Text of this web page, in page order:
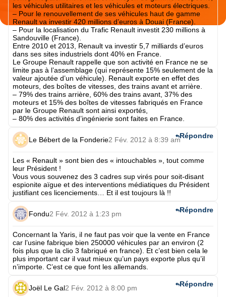
les véhicules utilitaires et les véhicules et moteurs électriques.
– Pour le renouvellement de ses véhicules haut de gamme
Renault va investir 420 millions d’euros à Douai (France).
– Pour la localisation du Trafic Renault investit 230 millions à
Sandouville (France).
Entre 2010 et 2013, Renault va investir 5,7 milliards d’euros
dans ses sites industriels dont 40% en France.
Le Groupe Renault rappelle que son activité en France ne se
limite pas à l’assemblage (qui représente 15% seulement de la
valeur ajoutée d’un véhicule). Renault exporte en effet des
moteurs, des boîtes de vitesses, des trains avant et arrière.
– 79% des trains arrière, 60% des trains avant, 37% des
moteurs et 15% des boîtes de vitesses fabriqués en France
par le Groupe Renault sont ainsi exportés,
– 80% des activités d’ingénierie sont faites en France.
Le Bébert de la Fonderie2 Fév. 2012 à 8:39 am
Les « Renault » sont bien des « intouchables », tout comme
leur Président !
Vous vous souvenez des 3 cadres sup virés pour soit-disant
espionite aïgue et des interventions médiatiques du Président
justifiant ces licenciements… Et il est toujours là !!
Répondre
Fondu2 Fév. 2012 à 1:23 pm
Concernant la Yaris, il ne faut pas voir que la vente en France
car l’usine fabrique bien 250000 véhicules par an environ (2
fois plus que la clio 3 fabriqué en france). Et c’est bien cela le
plus important car il vaut mieux qu’un pays exporte plus qu’il
n’importe. C’est ce que font les allemands.
Répondre
Joël Le Gal2 Fév. 2012 à 8:00 pm Répondre